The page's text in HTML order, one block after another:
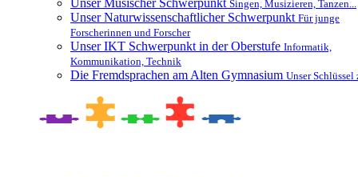
Unser Musischer Schwerpunkt Singen, Musizieren, Tanzen...
Unser Naturwissenschaftlicher Schwerpunkt Für junge
Forscherinnen und Forscher
Unser IKT Schwerpunkt in der Oberstufe Informatik,
Kommunikation, Technik
Die Fremdsprachen am Alten Gymnasium Unser Schlüssel